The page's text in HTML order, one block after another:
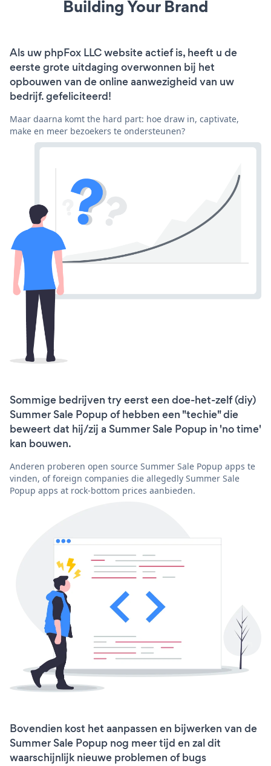
Building Your Brand
Als uw phpFox LLC website actief is, heeft u de
eerste grote uitdaging overwonnen bij het
opbouwen van de online aanwezigheid van uw
bedrijf. gefeliciteerd!
Maar daarna komt the hard part: hoe draw in, captivate,
make en meer bezoekers te ondersteunen?
Sommige bedrijven try eerst een doe-het-zelf (diy)
Summer Sale Popup of hebben een "techie" die
beweert dat hij/zij a Summer Sale Popup in 'no time'
kan bouwen.
Anderen proberen open source Summer Sale Popup apps te
vinden, of foreign companies die allegedly Summer Sale
Popup apps at rock-bottom prices aanbieden.
Bovendien kost het aanpassen en bijwerken van de
Summer Sale Popup nog meer tijd en zal dit
waarschijnlijk nieuwe problemen of bugs